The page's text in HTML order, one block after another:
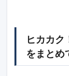
ヒカカク
をまとめ